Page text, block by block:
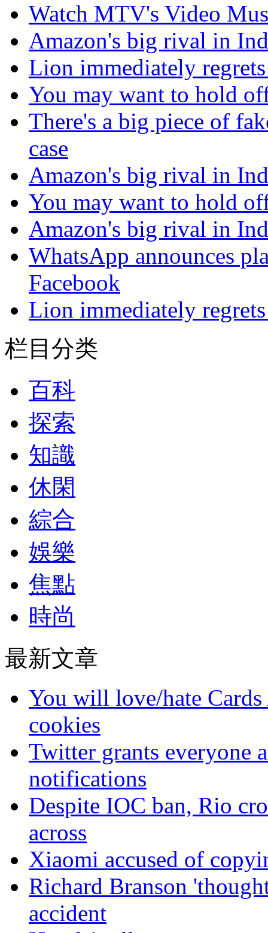
Watch MTV's Video
Amazon's big rival in
Lion immediately
You may want to hold
There's a big piece of
case
Amazon's big rival in
You may want to hold
Amazon's big rival in
WhatsApp announces
Facebook
Lion immediately
栏目分类
百科
探索
知識
休閑
綜合
娛樂
焦點
時尚
最新文章
You will love/hate
cookies
Twitter grants everyone
notifications
Despite IOC ban, Rio
across
Xiaomi accused of
Richard Branson
accident